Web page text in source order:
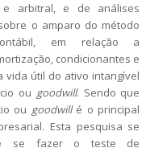
arbitral, e de análises
o amparo do método
contábil, em relação a
condicionantes e
vida útil do ativo intangível
ou goodwill. Sendo que
ou goodwillé o principal
Esta pesquisa se
se fazer o teste de